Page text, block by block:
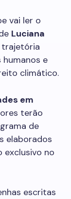
vai ler o
Luciana
trajetória
e
climático.
em
terão
de
elaborados
exclusivo no
escritas